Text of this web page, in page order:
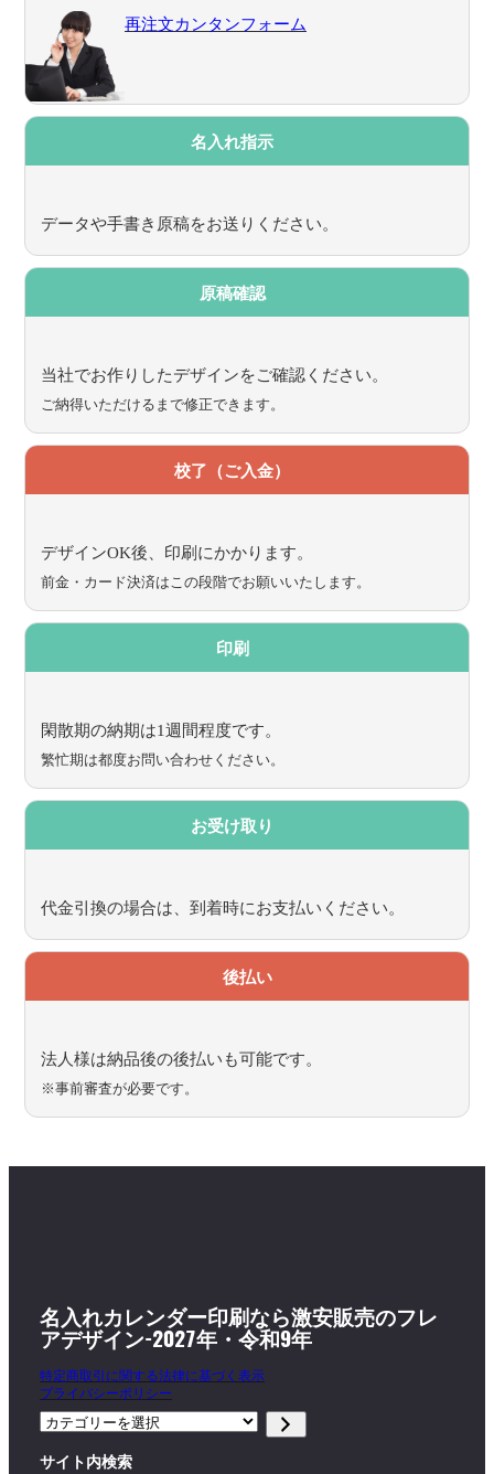
再注文カンタンフォーム
名入れ指示
データや手書き原稿をお送りください。
原稿確認
当社でお作りしたデザインをご確認ください。
ご納得いただけるまで修正できます。
校了（ご入金）
デザインOK後、印刷にかかります。
前金・カード決済はこの段階でお願いいたします。
印刷
閑散期の納期は1週間程度です。
繁忙期は都度お問い合わせください。
お受け取り
代金引換の場合は、到着時にお支払いください。
後払い
法人様は納品後の後払いも可能です。
※事前審査が必要です。
名入れカレンダー印刷なら激安販売のフレ
アデザイン-2027年・令和9年
特定商取引に関する法律に基づく表示
プライバシーポリシー
カ
ゴ
サイト内検索